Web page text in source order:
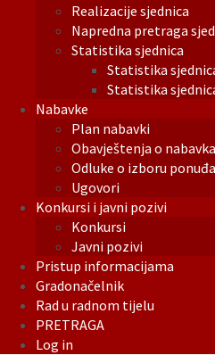
Realizacije sjednica
Napredna pretraga
Statistika sjednica
Statistika
Statistika
Nabavke
Plan nabavki
Obavještenja o
Odluke o izboru
Ugovori
Konkursi i javni pozivi
Konkursi
Javni pozivi
Pristup informacijama
Gradonačelnik
Rad u radnom tijelu
PRETRAGA
Log in